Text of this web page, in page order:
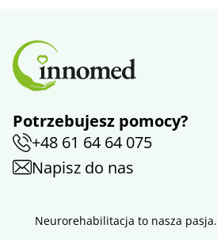
Potrzebujesz pomocy?
+48 61 64 64 075
Napisz do nas
Neurorehabilitacja to nasza pasja.